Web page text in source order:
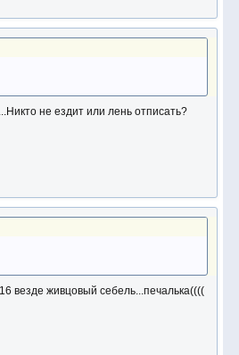
не ездит или лень отписать?
везде живцовый себель...печалька((((